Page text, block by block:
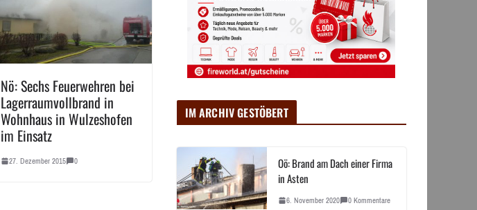
Nö: Sechs Feuerwehren bei
Lagerraumvollbrand in
Wohnhaus in Wulzeshofen
im Einsatz
27. Dezember 2015 0
IM ARCHIV GESTÖBERT
Oö: Brand am Dach einer Firma
in Asten
6. November 2020 0 Kommentare